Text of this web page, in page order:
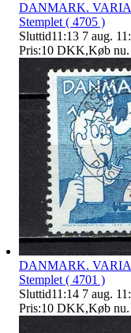
DANMARK.
Stemplet ( 4705 )
Sluttid11:13 7 aug.
Pris:10 DKK,Køb nu.
DANMARK.
Stemplet ( 4701 )
Sluttid11:14 7 aug.
Pris:10 DKK,Køb nu.